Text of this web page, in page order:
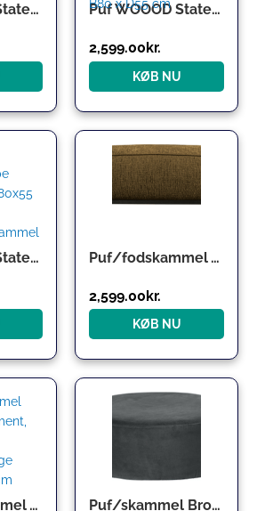
Puf WOOOD Statement, grov frostblå velour, 40x80x55 cm, ben i birketræ Puf WOOOD Statement, grøn Ferra-velour siddepuf/fodskammel, 100% polyester, H40 x B80 x D55 cm
2,599.00 kr.
KØB NU
Puf WOOOD Statement, taupe velour/fløjl, 40x80x55 cm, siddepuf/fodskammel Puf/fodskammel WOOOD Statement – grov Ferra velour brass/guld H40xB80xD55
2,599.00kr.
KØB NU
Puf/fodskammel WOOOD Statement, chenille velour terracotta/orange H40xB80xD55 cm Puf/skammel Broste Copenhagen Wind mat sort velour Ø82 x H30